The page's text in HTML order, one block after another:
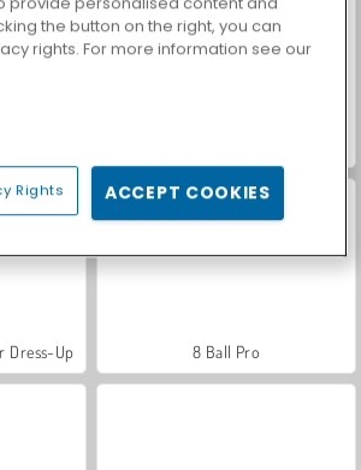
Dress-Up 8 Ball Pro
the button on the right, you can
rights. For more information see our
Rights ACCEPT COOKIES